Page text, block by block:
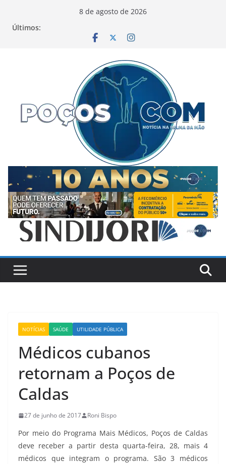
8 de agosto de 2026
Últimos:
NOTÍCIAS SAÚDE UTILIDADE PÚBLICA
Médicos cubanos
retornam a Poços de
Caldas
27 de junho de 2017 Roni Bispo
Por meio do Programa Mais Médicos, Poços de Caldas
deve receber a partir desta quarta-feira, 28, mais 4
médicos que integram o programa. São 3 médicos